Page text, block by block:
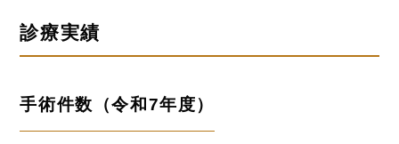
診療実績
手術件数（令和7年度）